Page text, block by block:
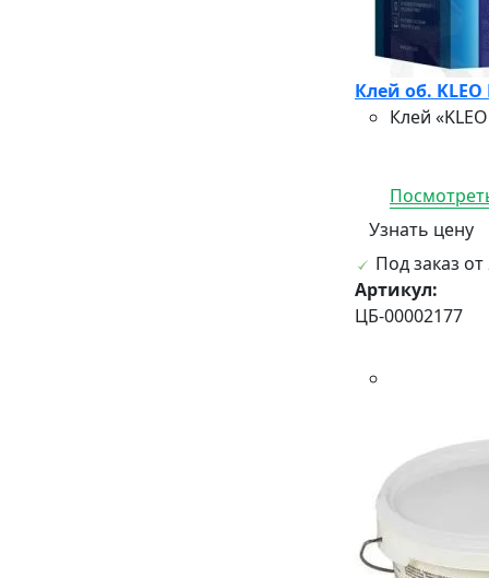
Клей об.
Клей
Узнать цену
Под заказ от
Артикул:
ЦБ-00002177